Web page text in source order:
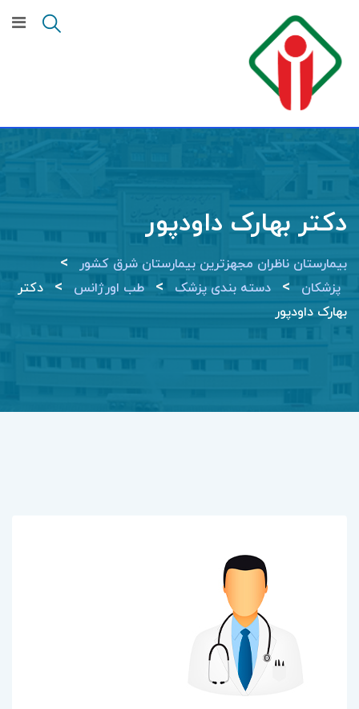
content
دکتر بهارک داودپور
بیمارستان ناظران مجهزترین بیمارستان شرق کشور >
پزشکان > دسته بندی پزشک > طب اورژانس >
دکتر
بهارک داودپور